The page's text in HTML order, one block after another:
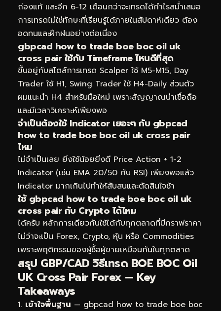
ถ่องแท้ และอีก 6-12 เดือนกว่าจะเทรดได้กำไรสม่ำเสมอ
การเทรดไม่ใช่ทักษะที่เรียนรู้ได้ภายในสัปดาห์เดียว ต้อง
อดทนและฝึกฝนอย่างต่อเนื่อง
gbpcad how to trade boe boc oil uk
cross pair ใช้กับ Timeframe ไหนดีที่สุด
ขึ้นอยู่กับสไตล์การเทรด Scalper ใช้ M5-M15, Day
Trader ใช้ H1, Swing Trader ใช้ H4-Daily ส่วนตัว
ผมแนะนำ H4 สำหรับมือใหม่ เพราะสัญญาณน่าเชื่อถือ
และมีเวลาวิเคราะห์เพียงพอ
จำเป็นต้องใช้ Indicator เยอะๆ กับ gbpcad
how to trade boe boc oil uk cross pair
ไหม
ไม่จำเป็นเลย ยิ่งใช้น้อยยิ่งดี Price Action + 1-2
Indicator (เช่น EMA 20/50 กับ RSI) เพียงพอแล้ว
Indicator มากเกินไปทำให้สับสนและตัดสินใจช้า
ใช้ gbpcad how to trade boe boc oil uk
cross pair กับ Crypto ได้ไหม
ได้ครับ หลักการเดียวกันใช้ได้กับทุกตลาดที่มีกราฟราคา
ไม่ว่าจะเป็น Forex, Crypto, หุ้น หรือ Commodities
เพราะพฤติกรรมของผู้ซื้อผู้ขายเหมือนกันในทุกตลาด
สรุป GBP/CAD วิธีเทรด BOE BOC Oil
UK Cross Pair Forex — Key
Takeaways
เข้าใจพื้นฐาน — gbpcad how to trade boe boc